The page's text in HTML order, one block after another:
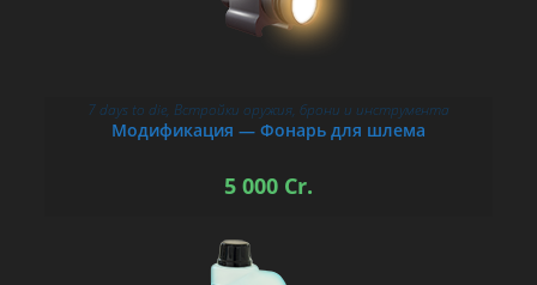
В КОРЗИНУ
7 days to die, Встройки оружия, брони и инструмента
Модификация — Фонарь для шлема
5 000 Cr.